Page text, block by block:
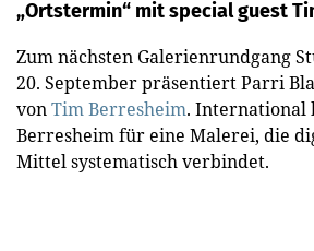
„Ortstermin“ mit special guest
Zum nächsten Galerienrundgang
20. September präsentiert Parri
vonTim Berresheim. International
Berresheim für eine Malerei, die
Mittel systematisch verbindet.